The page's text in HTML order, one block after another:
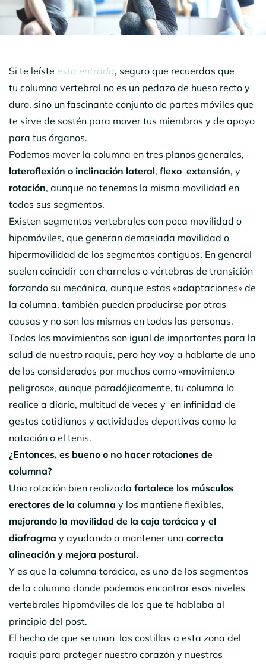
Si te leíste esta entrada, seguro que recuerdas que
tu columna vertebral no es un pedazo de hueso recto y
duro, sino un fascinante conjunto de partes móviles que
te sirve de sostén para mover tus miembros y de apoyo
para tus órganos.
Podemos mover la columna en tres planos generales,
lateroflexión o inclinación lateral, flexo–extensión, y
rotación, aunque no tenemos la misma movilidad en
todos sus segmentos.
Existen segmentos vertebrales con poca movilidad o
hipomóviles, que generan demasiada movilidad o
hipermovilidad de los segmentos contiguos. En general
suelen coincidir con charnelas o vértebras de transición
forzando su mecánica, aunque estas «adaptaciones» de
la columna, también pueden producirse por otras
causas y no son las mismas en todas las personas.
Todos los movimientos son igual de importantes para la
salud de nuestro raquis, pero hoy voy a hablarte de uno
de los considerados por muchos como «movimiento
peligroso», aunque paradójicamente, tu columna lo
realice a diario, multitud de veces y en infinidad de
gestos cotidianos y actividades deportivas como la
natación o el tenis.
¿Entonces, es bueno o no hacer rotaciones de
columna?
Una rotación bien realizada fortalece los músculos
erectores de la columna y los mantiene flexibles,
mejorando la movilidad de la caja torácica y el
diafragma y ayudando a mantener una correcta
alineación y mejora postural.
Y es que la columna torácica, es uno de los segmentos
de la columna donde podemos encontrar esos niveles
vertebrales hipomóviles de los que te hablaba al
principio del post.
El hecho de que se unan las costillas a esta zona del
raquis para proteger nuestro corazón y nuestros